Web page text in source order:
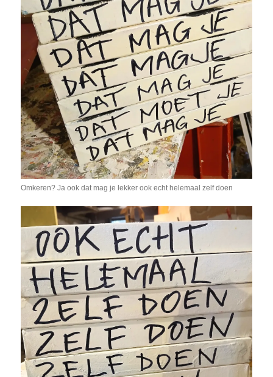
Omkeren? Ja ook dat mag je lekker ook echt helemaal zelf doen